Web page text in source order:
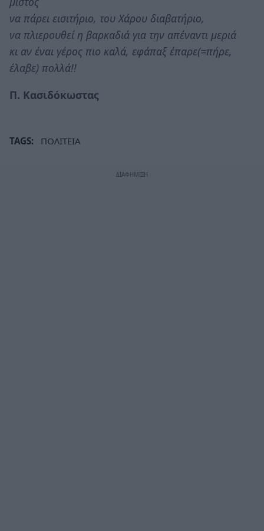
να πάρει εισιτήριο, του Χάρου διαβατήριο,
να πλιερουθεί η βαρκαδιά για την απέναντι μεριά
κι αν έναι γέρος πιο καλά, εφάπαξ έπαρε(=πήρε,
έλαβε) πολλά!!
Π. Κασιδόκωστας
TAGS: ΠΟΛΙΤΕΙΑ